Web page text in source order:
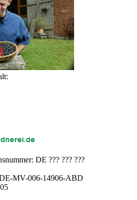
DE ??? ??? ???
MV-006-14906-ABD